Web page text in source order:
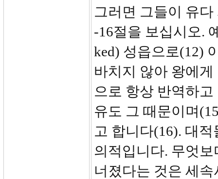
그러면 그들이 유
-16절을 보십시오.
ked) 성읍으로(12)
바치지 않아 왕에
으로 항상 반역하
유도 그 때문이며
고 합니다(16). 대
의적입니다. 무엇
너졌다는 것은 세